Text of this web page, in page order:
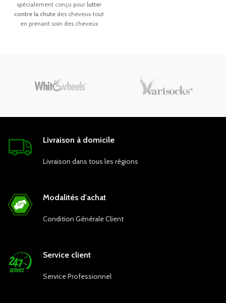
spécialement conçu pour lutter
contre la chute des cheveux tout
en prenant soin des cheveux
des cheveux. Offrez à vos
cheveux une protection contre la
notre shampoing Bioxsine et
éclat naturel.
Livraison à domicile
Livraison dans tous les régions
Modalités d'achat
Condition Générale Client
Service client
Service Professionnel